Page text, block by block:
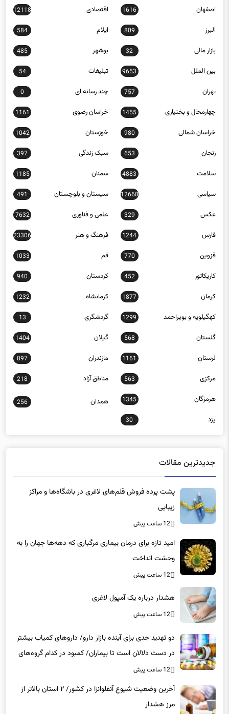
البرز 809 ایلام 584
بازار مالی 32 بوشهر 485
بین الملل 9653 تبلیغات 54
تهران 757 چند رسانه ای 0
چهارمحال و بختیاری 1455 خراسان رضوی 1161
خراسان شمالی 980 خوزستان 1042
زنجان 653 سبک زندگی 397
سلامت 4883 سمنان 1185
سیاسی 12668 سیستان و بلوچستان 491
عکس 329 علمی و فناوری 7632
فارس 1244 فرهنگ و هنر 23306
قزوین 770 قم 1033
کاریکاتور 452 کردستان 940
کرمان 1877 کرمانشاه 1232
کهگیلویه و بویراحمد 1299 گردشگری 13
گلستان 568 گیلان 1404
لرستان 1161 مازندران 897
مرکزی 563 مناطق آزاد 218
هرمزگان 1345
256
یزد 30
پشت پرده فروش قلم‌های لاغری در باشگاه‌ها و مراکز
زیبایی
12 ساعت پیش
امید تازه برای درمان بیماری مرگباری که دهه‌ها جهان را به
وحشت انداخت
12 ساعت پیش
12 ساعت پیش
در دست دلالان است تا بیماران/ کمبود در کدام گروه‌های
دارویی محسوس‌تر است؟
12 ساعت پیش
مرز هشدار
12 ساعت پیش